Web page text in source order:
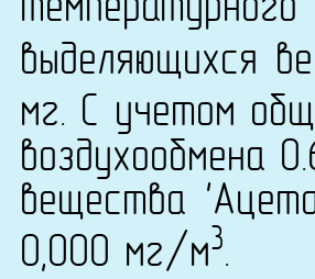
выделяющихся
мг. С учетом
воздухообмена
вещества
0,000 мг/м3.